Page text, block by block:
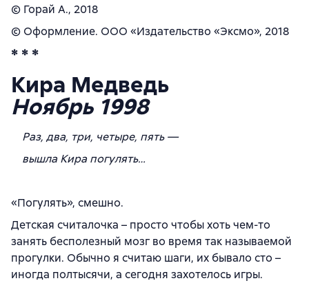
© Горай А., 2018
© Оформление. ООО «Издательство «Эксмо», 2018
* * *
Кира Медведь
Ноябрь 1998
Раз, два, три, четыре, пять —
вышла Кира погулять…
«Погулять», смешно.
Детская считалочка – просто чтобы хоть чем-то
занять бесполезный мозг во время так называемой
прогулки. Обычно я считаю шаги, их бывало сто –
иногда полтысячи, а сегодня захотелось игры.